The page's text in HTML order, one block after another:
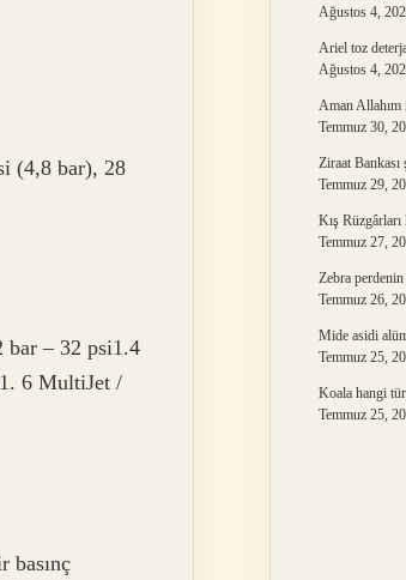
(4,8 bar), 28
bar – 32 psi1.4
6 MultiJet /
basınç
Ağustos 4,
Ariel toz
Ağustos 4,
Aman Allahım
Temmuz 30,
Ziraat Bankası
Temmuz 29,
Kış Rüzgârları
Temmuz 27,
Zebra perdenin
Temmuz 26,
Mide asidi
Temmuz 25,
Koala hangi
Temmuz 25,